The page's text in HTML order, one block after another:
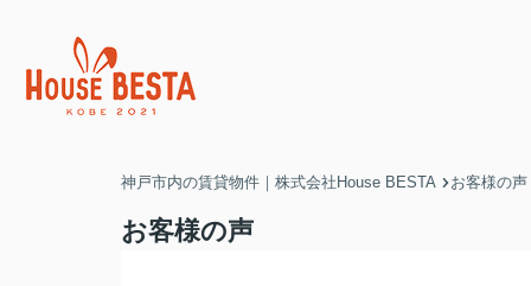
神戸市内の賃貸物件｜株式会社House BESTA お客様の声
お客様の声